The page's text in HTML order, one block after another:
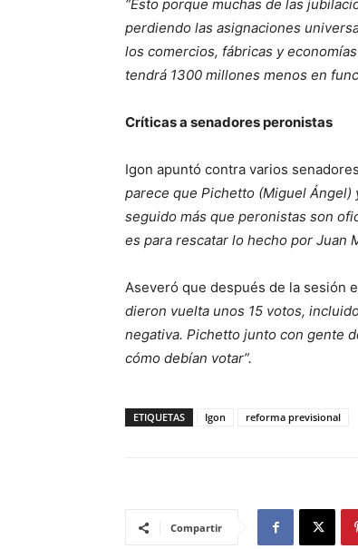
“Esto porque muchas de las
perdiendo las asignaciones
los comercios, fábricas y
tendrá 1300 millones menos en
Críticas a senadores peronistas
Igon apuntó contra varios
parece que Pichetto (Miguel
seguido más que peronistas son
es para rescatar lo hecho por Juan
Aseveró que después de la sesión
dieron vuelta unos 15 votos,
negativa. Pichetto junto con gente
cómo debían votar”.
ETIQUETAS Igon reforma previsional
Compartir